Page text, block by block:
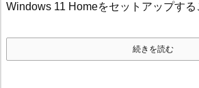
Windows 11 Homeをセットアップする
続きを読む